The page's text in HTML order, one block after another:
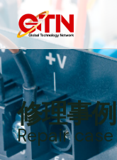
内
容
を
ス
キ
ッ
プ 修理事例
Repair case